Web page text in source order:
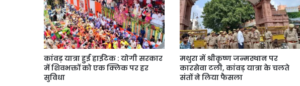
वकालत
की
कांवड़ यात्रा हुई हाईटेक : योगी सरकार
में शिवभक्तों को एक क्लिक पर हर
सुविधा
मथुरा में श्रीकृष्ण जन्मस्थान पर
कारसेवा टली, कांवड़ यात्रा के चलते
संतों ने लिया फैसला